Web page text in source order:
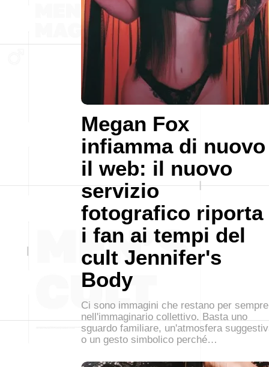
Megan Fox
infiamma di nuovo
il web: il nuovo
servizio
fotografico riporta
i fan ai tempi del
cult Jennifer's
Body
Ci sono immagini che restano per sempre
nell'immaginario collettivo. Basta uno
sguardo familiare, un'atmosfera
o un gesto simbolico perché…